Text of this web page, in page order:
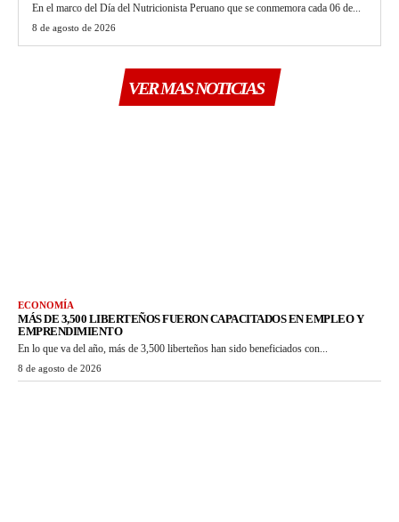
En el marco del Día del Nutricionista Peruano que se conmemora cada 06 de...
8 de agosto de 2026
VER MAS NOTICIAS
ECONOMÍA
MÁS DE 3,500 LIBERTEÑOS FUERON CAPACITADOS EN EMPLEO Y
EMPRENDIMIENTO
En lo que va del año, más de 3,500 liberteños han sido beneficiados con...
8 de agosto de 2026